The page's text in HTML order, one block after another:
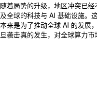
随着局势的升级，地区冲突已
及全球的科技与 AI 基础设施。
本来是为了推动全球 AI 的发展
旦袭击真的发生，对全球算力市